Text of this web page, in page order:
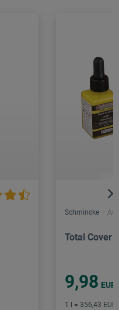
Schmincke –
Total Cover
9,98 EUR
1 l = 356,43